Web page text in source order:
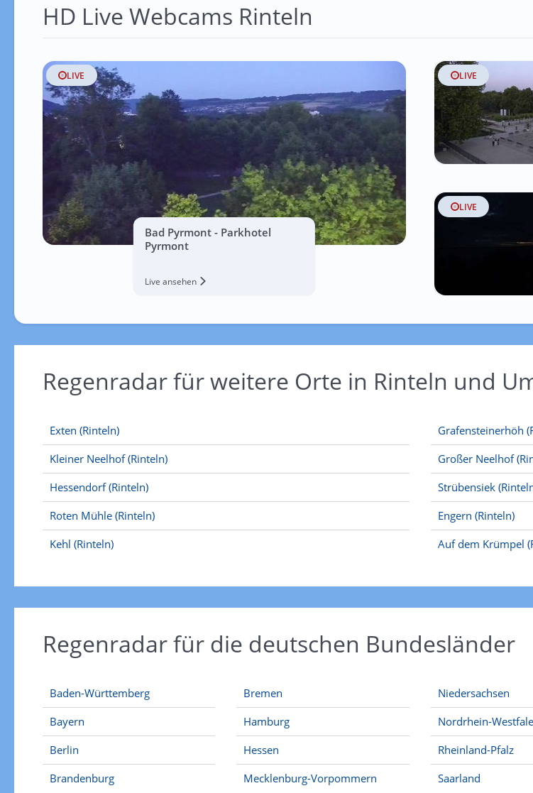
HD Live Webcams Rinteln
LIVE
Bad Pyrmont - Parkhotel
Pyrmont
Live ansehen
LIVE
LIVE
Regenradar für weitere Orte in Rinteln und
Exten (Rinteln)
Kleiner Neelhof (Rinteln)
Hessendorf (Rinteln)
Roten Mühle (Rinteln)
Kehl (Rinteln)
Grafensteinerhöh
Großer Neelhof
Strübensiek
Engern (Rinteln)
Auf dem Krümpel
Regenradar für die deutschen Bundesländer
Baden-Württemberg
Bayern
Berlin
Brandenburg
Bremen
Hamburg
Hessen
Mecklenburg-Vorpommern
Niedersachsen
Nordrhein-
Rheinland-Pfalz
Saarland